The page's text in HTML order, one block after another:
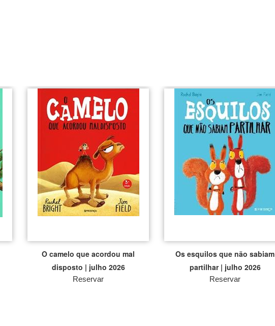
O camelo que acordou mal
disposto | julho 2026
Reservar
Os esquilos que não sabiam
partilhar | julho 2026
Reservar